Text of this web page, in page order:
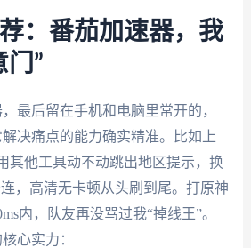
：番茄加速器，我
门”
最后留在手机和电脑里常开的，
决痛点的能力确实精准。比如上
其他工具动不动跳出地区提示，换
，高清无卡顿从头刷到尾。打原神
内，队友再没骂过我“掉线王”。
心实力：